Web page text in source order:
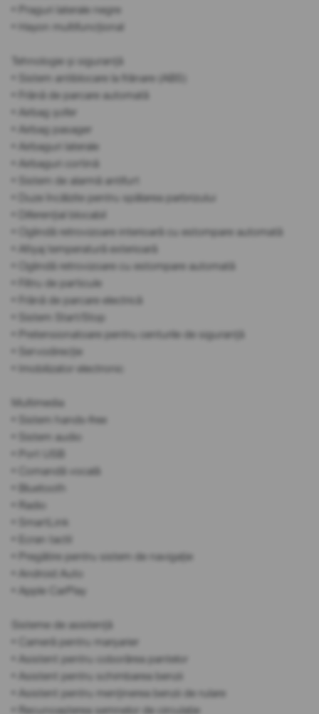
• Praguri laterale negre
• Hayon multifuncțional
Tehnologie și siguranță
• Sistem antiblocare la frânare (ABS)
• Frână de parcare automată
• Airbag șofer
• Airbag pasager
• Airbaguri laterale
• Airbaguri cortină
• Sistem de alarmă antifurt
• Duze încălzite pentru spălarea parbrizului
• Diferențial blocabil
• Oglindă retrovizoare interioară cu estompare automată
• Afișaj temperatură exterioară
• Oglindă retrovizoare cu estompare automată
• Filtru de particule
• Frână de parcare electrică
• Sistem Start/Stop
• Pretensionatoare pentru centurile de siguranță
• Servodirecție
• Imobilizator electronic
Multimedia
• Sistem hands-free
• Sistem audio
• Port USB
• Comandă vocală
• Bluetooth
• Radio
• SmartLink
• Ecran tactil
• Pregătire pentru sistem de navigație
• Android Auto
• Apple CarPlay
Sisteme de asistență
• Cameră pentru marșarier
• Asistent pentru coborârea pantelor
• Asistent pentru schimbarea benzii
• Asistent pentru menținerea benzii de rulare
• Recunoașterea semnelor de circulație